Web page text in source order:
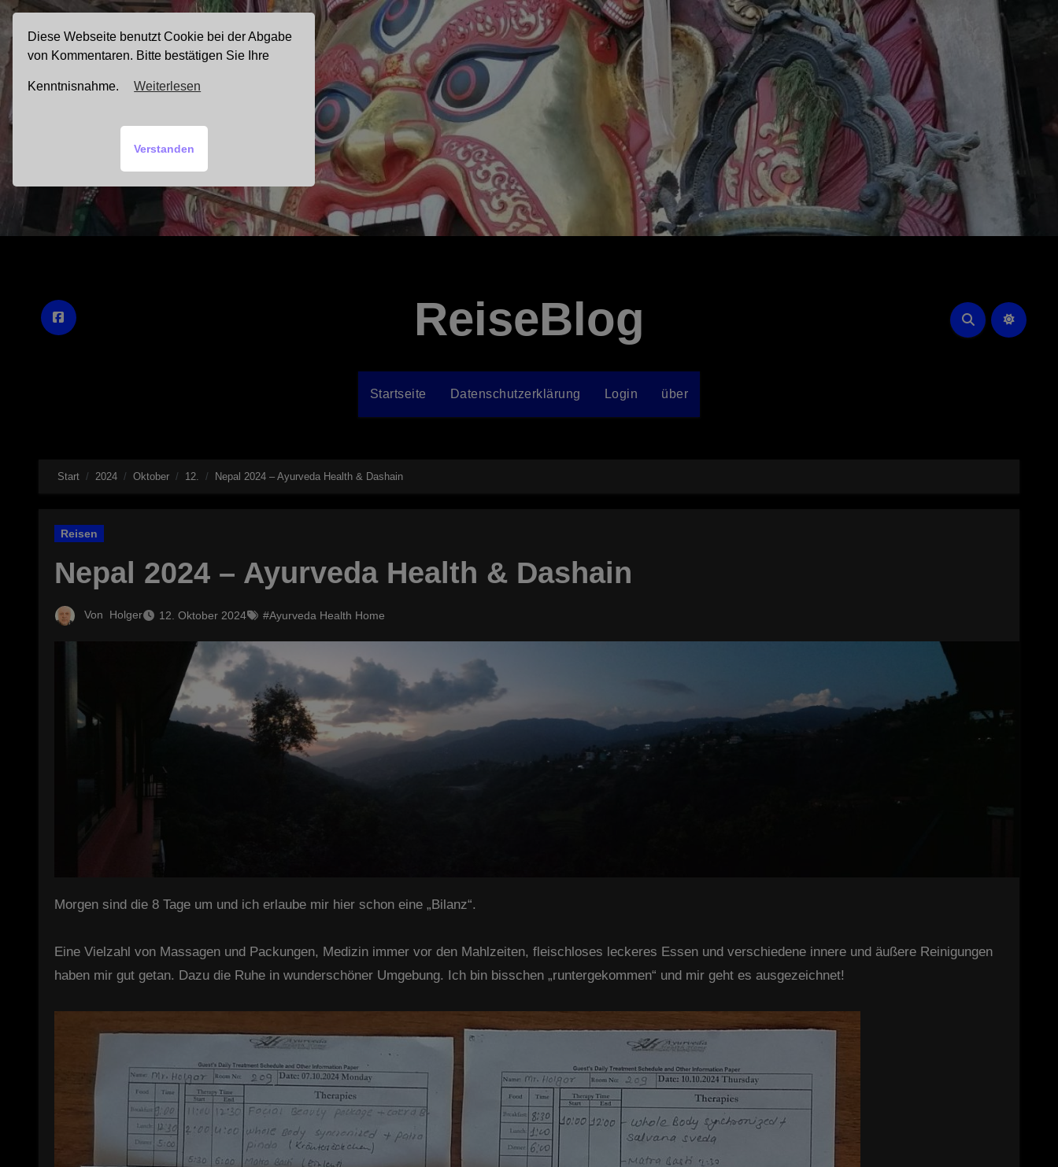
Zum
Inhalt
springen
ReiseBlog
Startseite Datenschutzerklärung Login über
Start 2024 Oktober 12. Nepal 2024 – Ayurveda Health & Dashain
Reisen
Nepal 2024 – Ayurveda Health & Dashain
Von Holger 12. Oktober 2024 #Ayurveda Health Home
Morgen sind die 8 Tage um und ich erlaube mir hier schon eine „Bilanz“.
Eine Vielzahl von Massagen und Packungen, Medizin immer vor den Mahlzeiten, fleischloses leckeres Essen und verschiedene innere und äußere Reinigungen
haben mir gut getan. Dazu die Ruhe in wunderschöner Umgebung. Ich bin bisschen „runtergekommen“ und mir geht es ausgezeichnet!
Diese Webseite benutzt Cookie bei der Abgabe
von Kommentaren. Bitte bestätigen Sie Ihre
Kenntnisnahme. Weiterlesen
Verstanden